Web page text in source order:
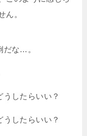
ん。
だな…。
したらいい？
うしたらいい？